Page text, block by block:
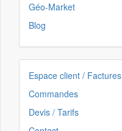
Géo-Market
Blog
Espace client / Factures
Commandes
Devis / Tarifs